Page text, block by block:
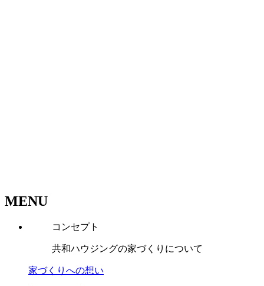
MENU
コンセプト
共和ハウジングの家づくりについて
家づくりへの想い